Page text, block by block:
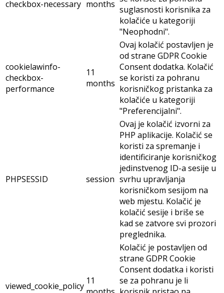
checkbox-necessary months suglasnosti korisnika za
kolačiće u kategoriji
"Neophodni".
cookielawinfo-
checkbox-
performance
11
months
Ovaj kolačić postavljen je
od strane GDPR Cookie
Consent dodatka. Kolačić
se koristi za pohranu
korisničkog pristanka za
kolačiće u kategoriji
"Preferencijalni".
PHPSESSID session
Ovaj je kolačić izvorni za
PHP aplikacije. Kolačić se
koristi za spremanje i
identificiranje korisničkog
jedinstvenog ID-a sesije u
svrhu upravljanja
korisničkom sesijom na
web mjestu. Kolačić je
kolačić sesije i briše se
kad se zatvore svi prozori
preglednika.
viewed_cookie_policy 11
Kolačić je postavljen od
strane GDPR Cookie
Consent dodatka i koristi
se za pohranu je li